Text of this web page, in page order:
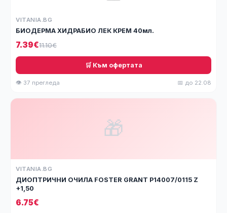
VITANIA.BG
БИОДЕРМА ХИДРАБИО ЛЕК КРЕМ 40мл.
7.39€11.10€
🛒 Към офертата
👁 37 прегледа 📅 до 22.08
🎁
VITANIA.BG
ДИОПТРИЧНИ ОЧИЛА FOSTER GRANT P14007/0115 Z
+1,50
6.75€